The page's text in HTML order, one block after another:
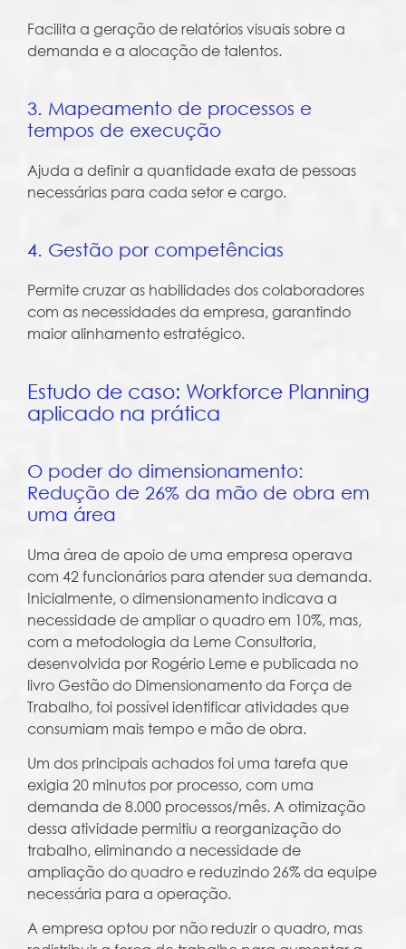
Facilita a geração de relatórios visuais sobre a
demanda e a alocação de talentos.
3. Mapeamento de processos e
tempos de execução
Ajuda a definir a quantidade exata de pessoas
necessárias para cada setor e cargo.
4. Gestão por competências
Permite cruzar as habilidades dos colaboradores
com as necessidades da empresa, garantindo
maior alinhamento estratégico.
Estudo de caso: Workforce Planning
aplicado na prática
O poder do dimensionamento:
Redução de 26% da mão de obra em
uma área
Uma área de apoio de uma empresa operava
com 42 funcionários para atender sua demanda.
Inicialmente, o dimensionamento indicava a
necessidade de ampliar o quadro em 10%, mas,
com a metodologia da Leme Consultoria,
desenvolvida por Rogério Leme e publicada no
livro Gestão do Dimensionamento da Força de
Trabalho, foi possível identificar atividades que
consumiam mais tempo e mão de obra.
Um dos principais achados foi uma tarefa que
exigia 20 minutos por processo, com uma
demanda de 8.000 processos/mês. A otimização
dessa atividade permitiu a reorganização do
trabalho, eliminando a necessidade de
ampliação do quadro e reduzindo 26% da equipe
necessária para a operação.
A empresa optou por não reduzir o quadro, mas